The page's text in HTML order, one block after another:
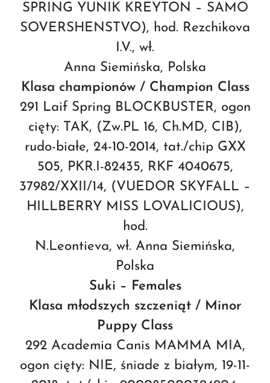
SPRING YUNIK KREYTON – SAMO
SOVERSHENSTVO), hod. Rezchikova
I.V., wł.
Anna Siemińska, Polska
Klasa championów / Champion Class
291 Laif Spring BLOCKBUSTER, ogon
cięty: TAK, (Zw.PL 16, Ch.MD, CIB),
rudo-białe, 24-10-2014, tat./chip GXX
505, PKR.I-82435, RKF 4040675,
37982/XXII/14, (VUEDOR SKYFALL –
HILLBERRY MISS LOVALICIOUS),
hod.
N.Leontieva, wł. Anna Siemińska,
Polska
Suki – Females
Klasa młodszych szczeniąt / Minor
Puppy Class
292 Academia Canis MAMMA MIA,
ogon cięty: NIE, śniade z białym, 19-11-